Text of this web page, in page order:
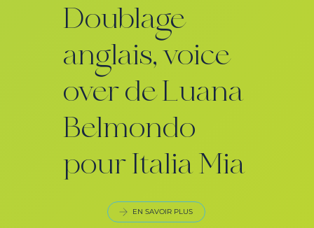
Doublage
anglais, voice
over de Luana
Belmondo
pour Italia Mia
EN SAVOIR PLUS